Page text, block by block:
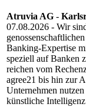
Atruvia AG -
07.08.2026 - Wir
Banking-Expertise
speziell auf Banken
reichen vom
agree21 bis hin zur
Unternehmen
künstliche